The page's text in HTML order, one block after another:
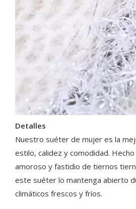
Detalles
Nuestro suéter de mujer es la
estilo, calidez y comodidad. Hecho
amoroso y fastidio de tiernos
este suéter lo mantenga abierto
climáticos frescos y fríos.